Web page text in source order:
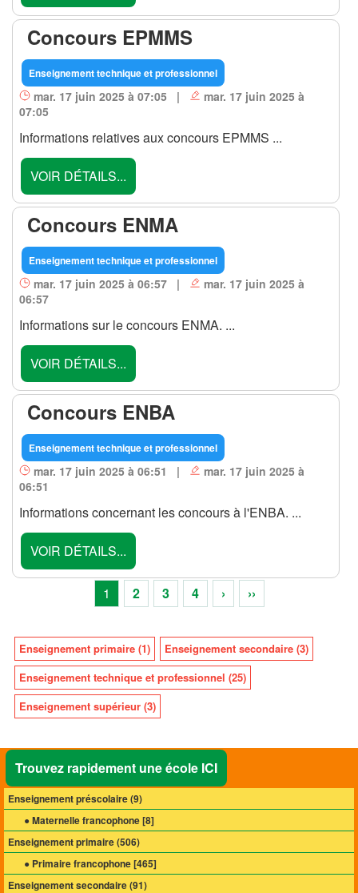
Concours EPMMS
Enseignement technique et professionnel
mar. 17 juin 2025 à 07:05 |
mar. 17 juin 2025 à
07:05
Informations relatives aux concours EPMMS ...
VOIR DÉTAILS...
Concours ENMA
Enseignement technique et professionnel
mar. 17 juin 2025 à 06:57 |
mar. 17 juin 2025 à
06:57
Informations sur le concours ENMA. ...
VOIR DÉTAILS...
Concours ENBA
Enseignement technique et professionnel
mar. 17 juin 2025 à 06:51 |
mar. 17 juin 2025 à
06:51
Informations concernant les concours à l'ENBA. ...
VOIR DÉTAILS...
1 2 3 4 › ››
Enseignement primaire (1)
Enseignement secondaire (3)
Enseignement technique et professionnel (25)
Enseignement supérieur (3)
Trouvez rapidement une école ICI
Enseignement préscolaire (9)
● Maternelle francophone [8]
Enseignement primaire (506)
● Primaire francophone [465]
Enseignement secondaire (91)